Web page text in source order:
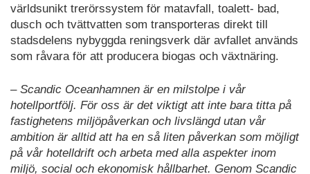
världsunikt trerörssystem för matavfall, toalett- bad,
dusch och tvättvatten som transporteras direkt till
stadsdelens nybyggda reningsverk där avfallet används
som råvara för att producera biogas och växtnäring.
– Scandic Oceanhamnen är en milstolpe i vår
hotellportfölj. För oss är det viktigt att inte bara titta på
fastighetens miljöpåverkan och livslängd utan vår
ambition är alltid att ha en så liten påverkan som möjligt
på vår hotelldrift och arbeta med alla aspekter inom
miljö, social och ekonomisk hållbarhet. Genom Scandic